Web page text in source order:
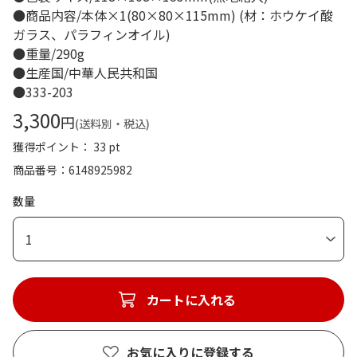
●商品内容/本体×1(80×80×115mm) (材：ホウケイ酸
ガラス、パラフィンオイル)
●重量/290g
●生産国/中華人民共和国
●333-203
3,300円(送料別・税込)
獲得ポイント： 33 pt
商品番号
6148925982
数量
1
カートに入れる
お気に入りに登録する